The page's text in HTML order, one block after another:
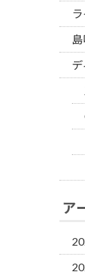
ア